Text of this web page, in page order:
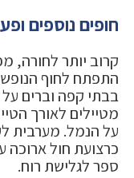
חופים נוספים
התפתח לחוף
בבתי קפה וברים על
מטיילים לאורך
כרצועת חול ארוכה
ספר לגלישת רוח.